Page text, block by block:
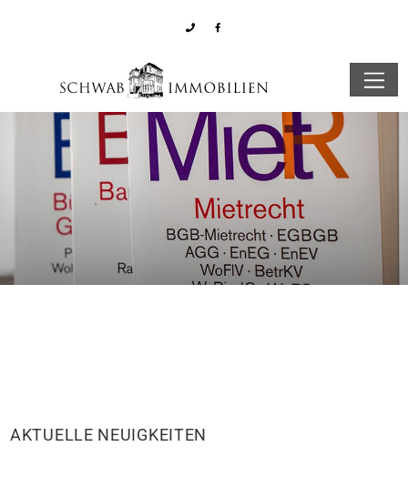
AKTUELLE NEUIGKEITEN